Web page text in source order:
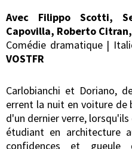
Avec Filippo Scotti,
Capovilla, Roberto
Comédie dramatique |
VOSTFR
Carlobianchi et Doriano,
errent la nuit en voiture de
d'un dernier verre,
étudiant en architecture
confidences et